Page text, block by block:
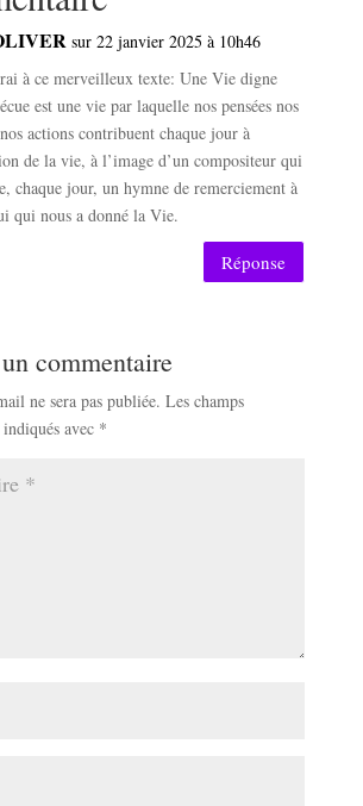
sur 22 janvier 2025 à 10h46
à ce merveilleux texte: Une Vie digne
est une vie par laquelle nos pensées nos
actions contribuent chaque jour à
de la vie, à l’image d’un compositeur qui
chaque jour, un hymne de remerciement à
qui nous a donné la Vie.
Réponse
commentaire
ne sera pas publiée. Les champs
avec *